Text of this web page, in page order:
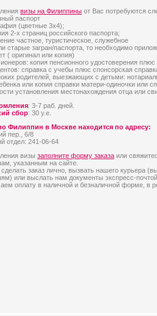
визы на Филиппины от Вас потребуются
паспорт
(цветные 3х4);
2-х страниц российского паспорта;
частное, туристическое, служебное
старые загран/паспорта, то необходимо
( оригинал или копия)
копия пенсионного удостоверения
справка с учебы плюс спонсорская
родителей, выезжающих с детьми:
или копия справки матери-одиночки или
установления местонахождения отца или
: 3-7 раб. дней.
сбор: 30 у.е.
Филиппин в Москве находится по адресу:
пер., 6/8
отдел: 241-06-64
визы заполните форму заказа или
указанным на сайте.
заказ лично, вызвать нашего курьера
или выслать нам документы экспресс-
оплату в наличной и безналичной форме, в